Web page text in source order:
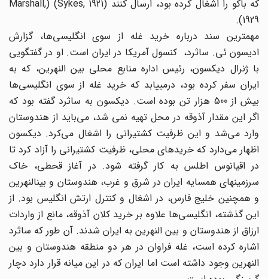
که باکو را اشغال کرده بود، ارسال کنند (Sykes, 1921) (Marshall,
1929).
مهمترین سند درباره خرید غله از سوی انگلیسی‌ها، ‌‌گزارش
ادیسون ئی. ساثرد، کنسول آمریکا در ایران است. او در گفتگویی
با ژنرال دیکسون، رئیس اداره منابع محلی بین النهرین، که به
ایران سفر کرده بود، درمییابد که خرید غله از سوی انگلیسی‌ها
‌‌بیش از 500 هزار تن بوده است. دیکسون به ساثرد گفته بود که
اگر این مقدار آذوقه در محل تهیه نمی ‌‌شد، می‌‌باید از هندوستان
وارد می‌‌شد و این ظرفیت کشتیرانی را اشغال می‌‌کرد. دیکسون
اظهار می‌‌دارد که خریدهای محلی، ظرفیت کشتیرانی را آزاد کرد تا
در اقیانوس اطلس به کار گرفته شود. در آغاز قحطی، خاک
سرزمینهای همسایه ایران در شرق و غرب، هندوستان و بینالنهرین
و همچنین خلیج فارس، در اشغال و کنترل ارتش انگلیس بود. از
این گذشته، انگلیسی‌ها ‌‌علاوه بر خرید کلان آذوقه، مانع از واردات
‌‌ارزاق از هندوستان و بین النهرین به ایران شدند. آن طور که ساثرد
اشاره کرده است، غله فراوان در هر دو منطقه هندوستان و بین
النهرین وجود داشته است اما ایران که در این میانه قرار دارد دچار